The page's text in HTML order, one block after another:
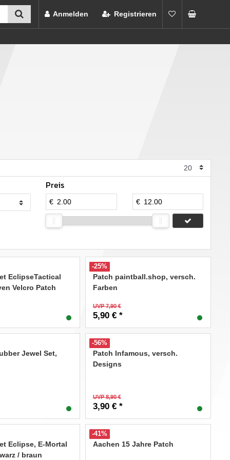
Anmelden Registrieren
Preis
€ €
EclipseTactical
Velcro Patch
-25%
Patch paintball.shop, versch.
Farben
UVP 7,90 €
5,90 € *
Jewel Set,
-56%
Patch Infamous, versch.
Designs
UVP 8,90 €
3,90 € *
Eclipse, E-Mortal
/ braun
-41%
Aachen 15 Jahre Patch